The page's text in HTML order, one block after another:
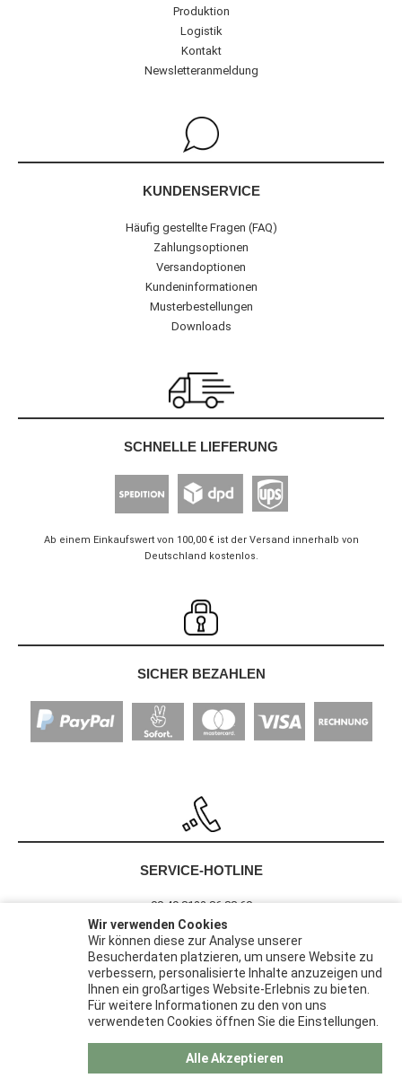
Produktion
Logistik
Kontakt
Newsletteranmeldung
KUNDENSERVICE
Häufig gestellte Fragen (FAQ)
Zahlungsoptionen
Versandoptionen
Kundeninformationen
Musterbestellungen
Downloads
SCHNELLE LIEFERUNG
Ab einem Einkaufswert von 100,00 € ist der Versand innerhalb von
Deutschland kostenlos.
SICHER BEZAHLEN
SERVICE-HOTLINE
00 49 8122 86 88 60
Barrierefreiheit
Widerrufsrecht
Datenschutz
AGB
Impressum
Wir verwenden Cookies
Wir können diese zur Analyse unserer
Besucherdaten platzieren, um unsere Website zu
verbessern, personalisierte Inhalte anzuzeigen und
Ihnen ein großartiges Website-Erlebnis zu bieten.
Für weitere Informationen zu den von uns
verwendeten Cookies öffnen Sie die Einstellungen.
Alle Akzeptieren